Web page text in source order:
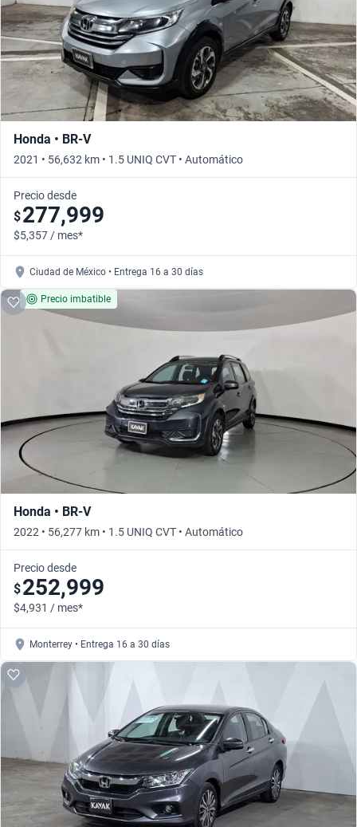
Honda • BR-V
2021 • 56,632 km • 1.5 UNIQ CVT • Automático
Precio desde
$277,999
$5,357 / mes*
Ciudad de México • Entrega 16 a 30 días
Precio imbatible
Honda • BR-V
2022 • 56,277 km • 1.5 UNIQ CVT • Automático
Precio desde
$252,999
$4,931 / mes*
Monterrey • Entrega 16 a 30 días